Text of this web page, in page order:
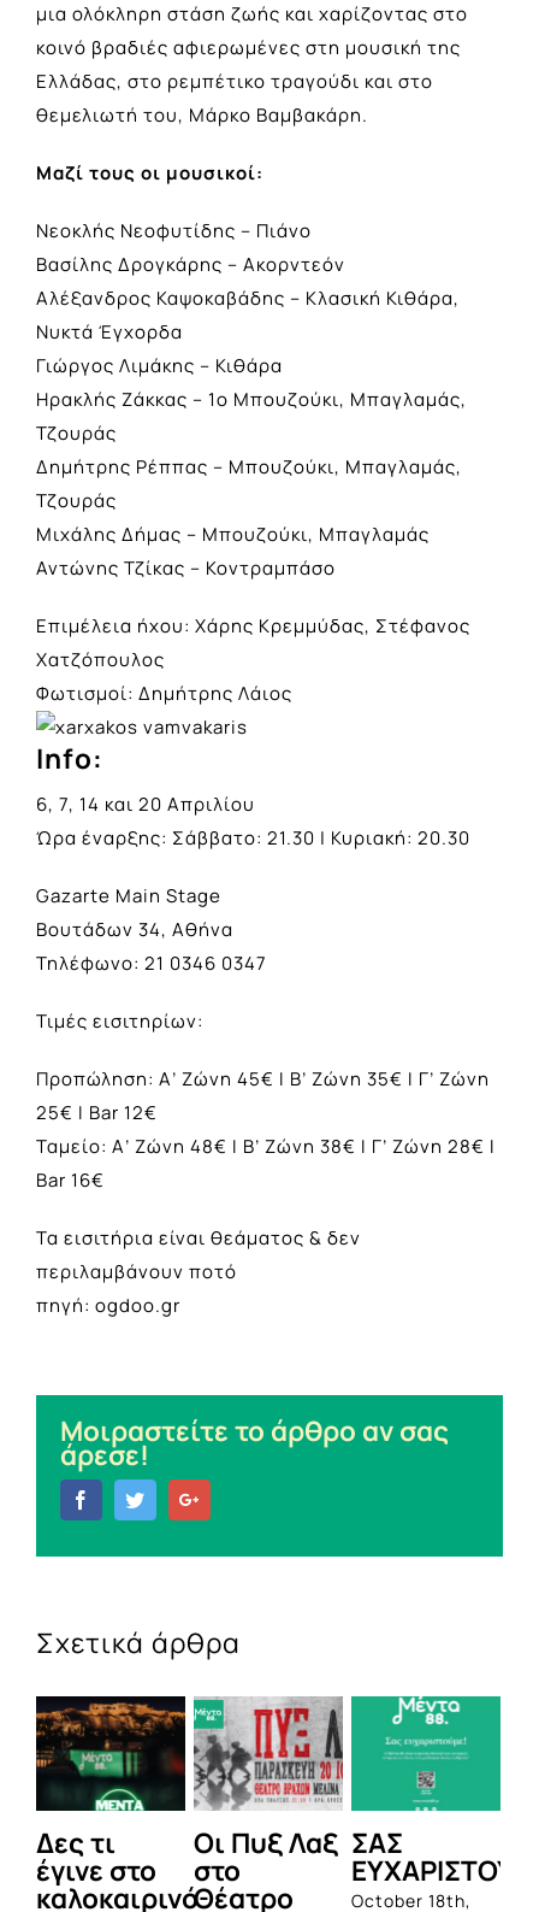
μια ολόκληρη στάση ζωής και χαρίζοντας στο
κοινό βραδιές αφιερωμένες στη μουσική της
Ελλάδας, στο ρεμπέτικο τραγούδι και στο
θεμελιωτή του, Μάρκο Βαμβακάρη.
Μαζί τους οι μουσικοί:
Νεοκλής Nεοφυτίδης – Πιάνο
Βασίλης Δρογκάρης – Ακορντεόν
Αλέξανδρος Καψοκαβάδης – Κλασική Κιθάρα,
Νυκτά Έγχορδα
Γιώργος Λιμάκης – Κιθάρα
Ηρακλής Ζάκκας – 1ο Μπουζούκι, Μπαγλαμάς,
Τζουράς
Δημήτρης Ρέππας – Μπουζούκι, Μπαγλαμάς,
Τζουράς
Μιχάλης Δήμας – Μπουζούκι, Μπαγλαμάς
Αντώνης Τζίκας – Κοντραμπάσο
Επιμέλεια ήχου: Χάρης Κρεμμύδας, Στέφανος
Χατζόπουλος
Φωτισμοί: Δημήτρης Λάιος
Info:
6, 7, 14 και 20 Απριλίου
Ώρα έναρξης: Σάββατο: 21.30 | Κυριακή: 20.30
Gazarte Main Stage
Βουτάδων 34, Αθήνα
Τηλέφωνο: 21 0346 0347
Τιμές εισιτηρίων:
Προπώληση: Α’ Ζώνη 45€ Ι Β’ Ζώνη 35€ Ι Γ’ Ζώνη
25€ Ι Βar 12€
Ταμείο: Α’ Ζώνη 48€ Ι Β’ Ζώνη 38€ Ι Γ’ Ζώνη 28€ Ι
Bar 16€
Τα εισιτήρια είναι θεάματος & δεν
περιλαμβάνουν ποτό
πηγή: ogdoo.gr
Μοιραστείτε το άρθρο αν σας
άρεσε!
FacebookTwitter
Σχετικά άρθρα
Δες τι
έγινε στο
καλοκαιρινό
Οι Πυξ Λαξ
στο
Θέατρο
ΣΑΣ
October 18th,